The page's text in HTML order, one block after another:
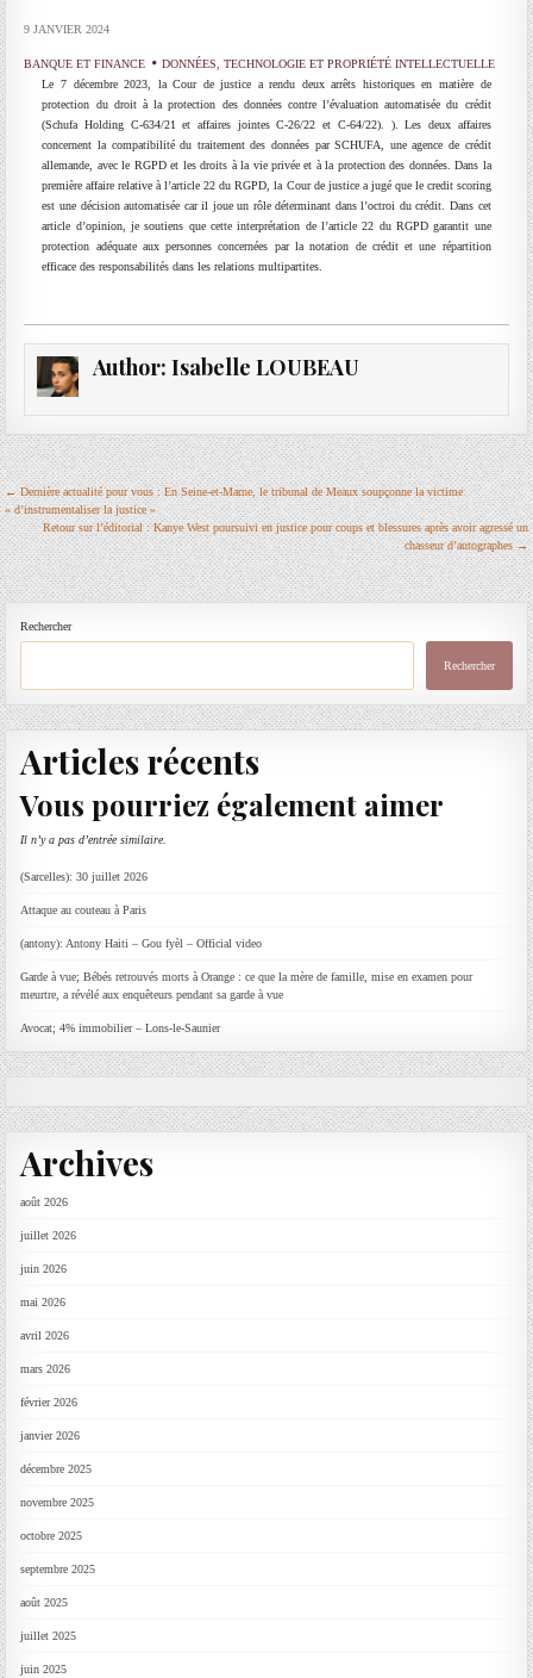
9 JANVIER 2024
BANQUE ET FINANCE
DONNÉES, TECHNOLOGIE ET PROPRIÉTÉ INTELLECTUELLE
Le 7 décembre 2023, la Cour de justice a rendu deux arrêts historiques en matière de
protection du droit à la protection des données contre l’évaluation automatisée du crédit
(Schufa Holding C-634/21 et affaires jointes C-26/22 et C-64/22). ). Les deux affaires
concernent la compatibilité du traitement des données par SCHUFA, une agence de crédit
allemande, avec le RGPD et les droits à la vie privée et à la protection des données. Dans la
première affaire relative à l’article 22 du RGPD, la Cour de justice a jugé que le credit scoring
est une décision automatisée car il joue un rôle déterminant dans l’octroi du crédit. Dans cet
article d’opinion, je soutiens que cette interprétation de l’article 22 du RGPD garantit une
protection adéquate aux personnes concernées par la notation de crédit et une répartition
efficace des responsabilités dans les relations multipartites.
Author: Isabelle LOUBEAU
Navigation
de
l’article
← Dernière actualité pour vous : En Seine-et-Marne, le tribunal de Meaux soupçonne la victime
« d’instrumentaliser la justice »
Retour sur l’éditorial : Kanye West poursuivi en justice pour coups et blessures après avoir agressé un
chasseur d’autographes →
Rechercher
Rechercher
Articles récents
Vous pourriez également aimer
Il n’y a pas d’entrée similaire.
(Sarcelles): 30 juillet 2026
Attaque au couteau à Paris
(antony): Antony Haiti – Gou fyèl – Official video
Garde à vue; Bébés retrouvés morts à Orange : ce que la mère de famille, mise en examen pour
meurtre, a révélé aux enquêteurs pendant sa garde à vue
Avocat; 4% immobilier – Lons-le-Saunier
Archives
août 2026
juillet 2026
juin 2026
mai 2026
avril 2026
mars 2026
février 2026
janvier 2026
décembre 2025
novembre 2025
octobre 2025
septembre 2025
août 2025
juillet 2025
juin 2025